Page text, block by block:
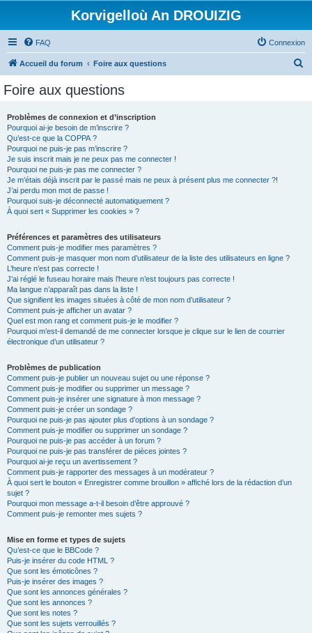
Korvigelloù An DROUIZIG
FAQ Connexion
Accueil du forum Foire aux questions
Foire aux questions
Problèmes de connexion et d’inscription
Pourquoi ai-je besoin de m’inscrire ?
Qu’est-ce que la COPPA ?
Pourquoi ne puis-je pas m’inscrire ?
Je suis inscrit mais je ne peux pas me connecter !
Pourquoi ne puis-je pas me connecter ?
Je m’étais déjà inscrit par le passé mais ne peux à présent plus me connecter ?!
J’ai perdu mon mot de passe !
Pourquoi suis-je déconnecté automatiquement ?
À quoi sert « Supprimer les cookies » ?
Préférences et paramètres des utilisateurs
Comment puis-je modifier mes paramètres ?
Comment puis-je masquer mon nom d’utilisateur de la liste des utilisateurs en ligne ?
L’heure n’est pas correcte !
J’ai réglé le fuseau horaire mais l’heure n’est toujours pas correcte !
Ma langue n’apparaît pas dans la liste !
Que signifient les images situées à côté de mon nom d’utilisateur ?
Comment puis-je afficher un avatar ?
Quel est mon rang et comment puis-je le modifier ?
Pourquoi m’est-il demandé de me connecter lorsque je clique sur le lien de courrier
électronique d’un utilisateur ?
Problèmes de publication
Comment puis-je publier un nouveau sujet ou une réponse ?
Comment puis-je modifier ou supprimer un message ?
Comment puis-je insérer une signature à mon message ?
Comment puis-je créer un sondage ?
Pourquoi ne puis-je pas ajouter plus d’options à un sondage ?
Comment puis-je modifier ou supprimer un sondage ?
Pourquoi ne puis-je pas accéder à un forum ?
Pourquoi ne puis-je pas transférer de pièces jointes ?
Pourquoi ai-je reçu un avertissement ?
Comment puis-je rapporter des messages à un modérateur ?
À quoi sert le bouton « Enregistrer comme brouillon » affiché lors de la rédaction d’un
sujet ?
Pourquoi mon message a-t-il besoin d’être approuvé ?
Comment puis-je remonter mes sujets ?
Mise en forme et types de sujets
Qu’est-ce que le BBCode ?
Puis-je insérer du code HTML ?
Que sont les émoticônes ?
Puis-je insérer des images ?
Que sont les annonces générales ?
Que sont les annonces ?
Que sont les notes ?
Que sont les sujets verrouillés ?